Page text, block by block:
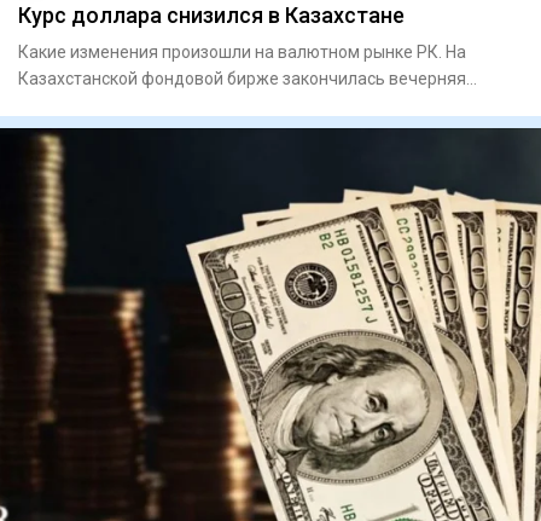
Курс доллара снизился в Казахстане
Какие изменения произошли на валютном рынке РК. На
Казахстанской фондовой бирже закончилась вечерняя